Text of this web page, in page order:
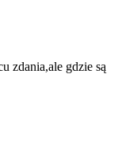
zdania,ale gdzie są